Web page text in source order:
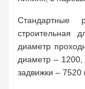
Стандартные
диаметр
диаметр –
задвижки – 7520